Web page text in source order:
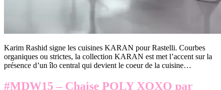
Karim Rashid signe les cuisines KARAN pour Rastelli. Courbes
organiques ou strictes, la collection KARAN est met l’accent sur la
présence d’un îlo central qui devient le coeur de la cuisine…
#MDW15 – Chaise POLY XOXO par